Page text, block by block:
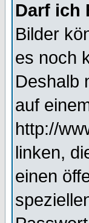
Darf ich
Bilder
es noch
Deshalb
auf
http://
linken,
einen